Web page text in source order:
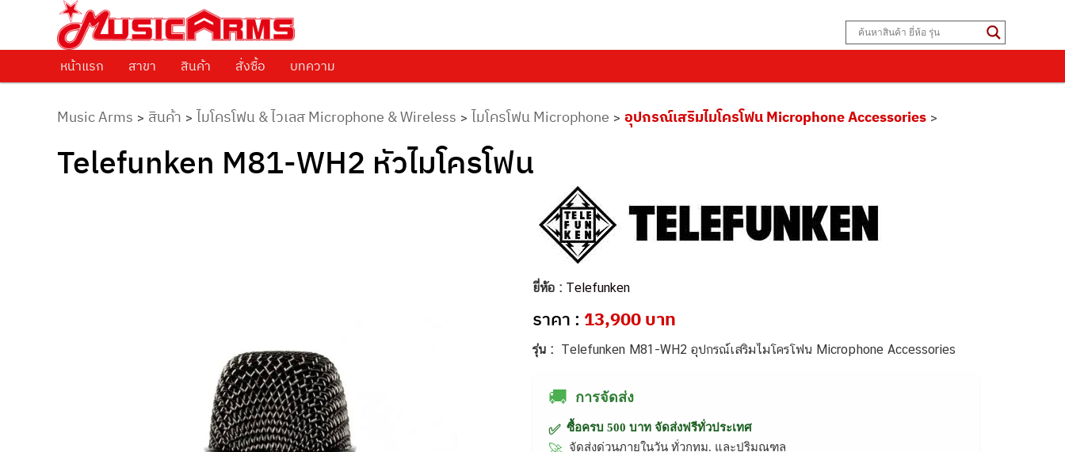
Music Arms
ศูนย์รวมครื่องดนตรีทุกชนิด ตั้งแต่เริ่มต้นถึงมืออาชีพ
Skip to primary content
หน้าแรก สาขา สินค้า สั่งซื้อ บทความ
Music Arms > สินค้า > ไมโครโฟน & ไวเลส Microphone & Wireless > ไมโครโฟน Microphone > อุปกรณ์เสริมไมโครโฟน Microphone Accessories >
Telefunken M81-WH2 หัวไมโครโฟน
ยี่ห้อ : Telefunken
ราคา : 13,900 บาท
รุ่น : Telefunken M81-WH2 อุปกรณ์เสริมไมโครโฟน Microphone Accessories
🚚 การจัดส่ง
✅ ซื้อครบ 500 บาท จัดส่งฟรีทั่วประเทศ
จัดส่งด่วนภายในวัน ทั่วกทม. และปริมณฑล